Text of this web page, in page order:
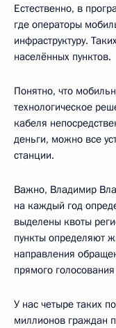
Естественно, в
где операторы
инфраструктуру.
населённых пунктов.
Понятно, что
технологическое
кабеля
деньги, можно все
станции.
Важно, Владимир
на каждый год
выделены квоты
пункты определяют
направления
прямого голосования
У нас четыре таких
миллионов граждан